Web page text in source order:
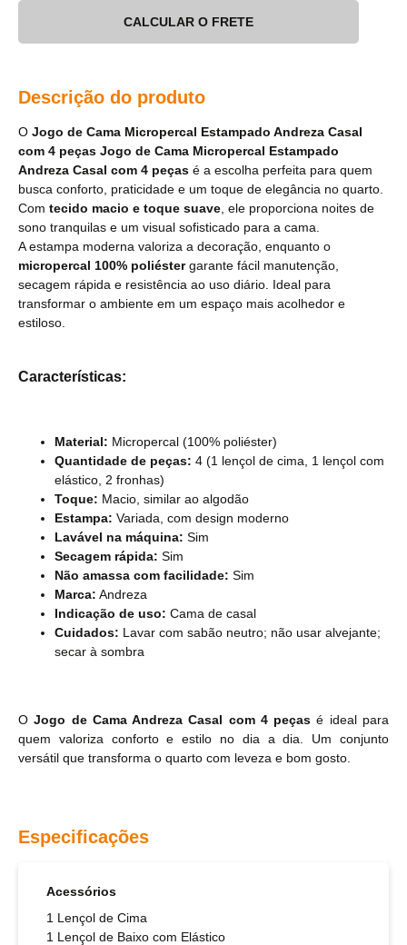
CALCULAR O FRETE
Descrição do produto
O Jogo de Cama Micropercal Estampado Andreza Casal
com 4 peças Jogo de Cama Micropercal Estampado
Andreza Casal com 4 peças é a escolha perfeita para quem
busca conforto, praticidade e um toque de elegância no quarto.
Com tecido macio e toque suave , ele proporciona noites de
sono tranquilas e um visual sofisticado para a cama.
A estampa moderna valoriza a decoração, enquanto o
micropercal 100% poliéstergarante fácil manutenção,
secagem rápida e resistência ao uso diário. Ideal para
transformar o ambiente em um espaço mais acolhedor e
estiloso.
Características:
Material: Micropercal (100% poliéster)
Quantidade de peças: 4 (1 lençol de cima, 1 lençol com
elástico, 2 fronhas)
Toque: Macio, similar ao algodão
Estampa: Variada, com design moderno
Lavável na máquina: Sim
Secagem rápida: Sim
Não amassa com facilidade: Sim
Marca: Andreza
Indicação de uso: Cama de casal
Cuidados: Lavar com sabão neutro; não usar alvejante;
secar à sombra
OJogo de Cama Andreza Casal com 4 peças é ideal para
quem valoriza conforto e estilo no dia a dia. Um conjunto
versátil que transforma o quarto com leveza e bom gosto.
Especificações
Acessórios
1 Lençol de Cima
1 Lençol de Baixo com Elástico